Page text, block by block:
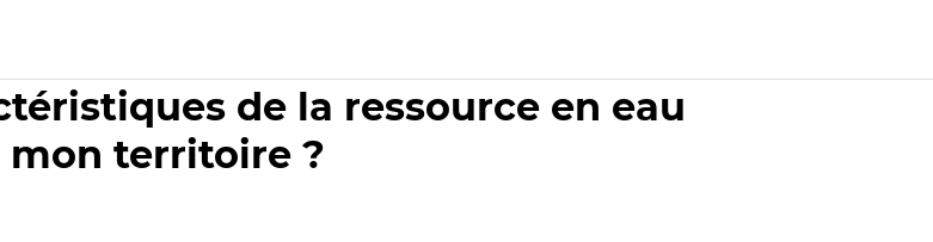
de la ressource en eau
mon territoire ?